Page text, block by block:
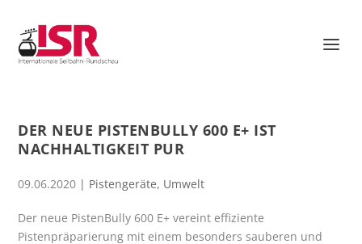
DER NEUE PISTENBULLY 600 E+ IST
NACHHALTIGKEIT PUR
09.06.2020 | Pistengeräte, Umwelt
Der neue PistenBully 600 E+ vereint effiziente
Pistenpräparierung mit einem besonders sauberen und